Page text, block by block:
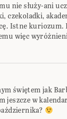
nie służy-ani
czekoladki,
Istne
więc
świętem jak
jeszcze w